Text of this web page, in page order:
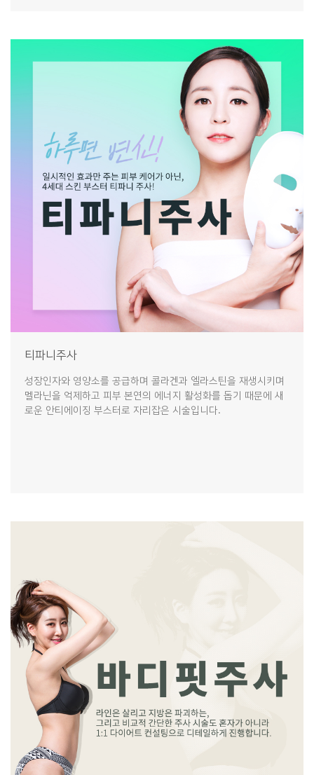
티파니주사
성장인자와 영양소를 공급하며 콜라겐과 엘라스틴을 재생시키며
멜라닌을 억제하고 피부 본연의 에너지 활성화를 돕기 때문에 새
로운 안티에이징 부스터로 자리잡은 시술입니다.